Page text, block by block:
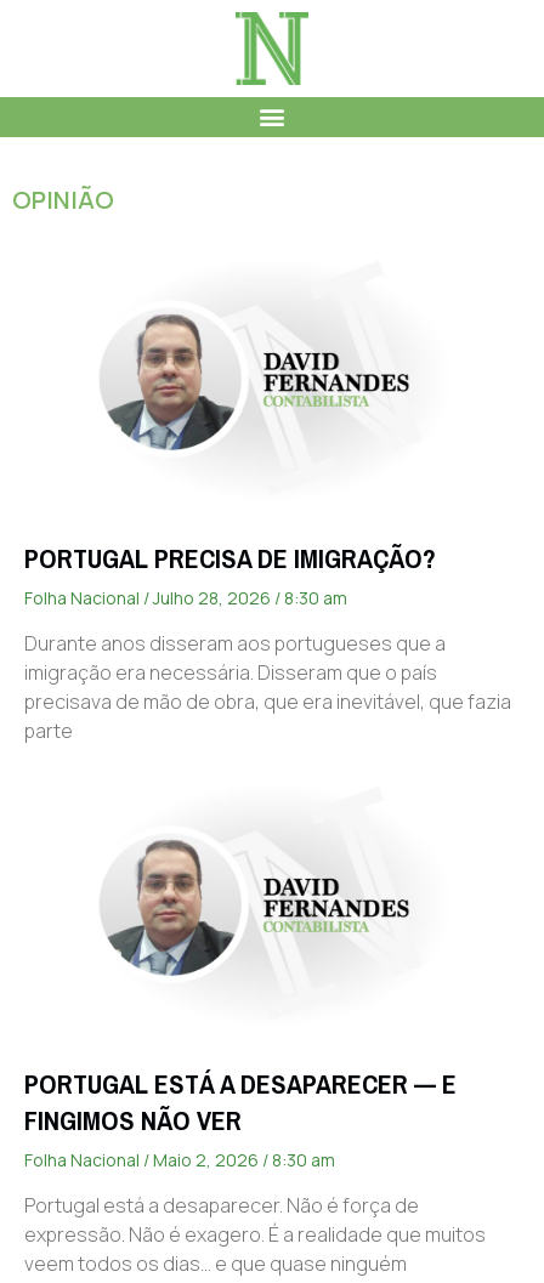
OPINIÃO
PORTUGAL PRECISA DE IMIGRAÇÃO?
Folha Nacional Julho 28, 2026 8:30 am
Durante anos disseram aos portugueses que a
imigração era necessária. Disseram que o país
precisava de mão de obra, que era inevitável, que fazia
parte
PORTUGAL ESTÁ A DESAPARECER — E
FINGIMOS NÃO VER
Folha Nacional Maio 2, 2026 8:30 am
Portugal está a desaparecer. Não é força de
expressão. Não é exagero. É a realidade que muitos
veem todos os dias… e que quase ninguém